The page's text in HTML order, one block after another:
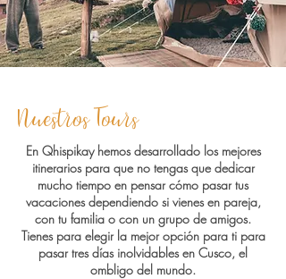
Nuestros Tours
En Qhispikay hemos desarrollado los mejores
itinerarios para que no tengas que dedicar
mucho tiempo en pensar cómo pasar tus
vacaciones dependiendo si vienes en pareja,
con tu familia o con un grupo de amigos.
Tienes para elegir la mejor opción para ti para
pasar tres días inolvidables en Cusco, el
ombligo del mundo.